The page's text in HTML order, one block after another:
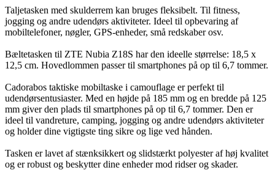
Taljetasken med skulderrem kan bruges fleksibelt. Til fitness,
jogging og andre udendørs aktiviteter. Ideel til opbevaring af
mobiltelefoner, nøgler, GPS-enheder, små redskaber osv.
Bæltetasken til ZTE Nubia Z18S har den ideelle størrelse: 18,5 x
12,5 cm. Hovedlommen passer til smartphones på op til 6,7 tommer.
Cadorabos taktiske mobiltaske i camouflage er perfekt til
udendørsentusiaster. Med en højde på 185 mm og en bredde på 125
mm giver den plads til smartphones på op til 6,7 tommer. Den er
ideel til vandreture, camping, jogging og andre udendørs aktiviteter
og holder dine vigtigste ting sikre og lige ved hånden.
Tasken er lavet af stænksikkert og slidstærkt polyester af høj kvalitet
og er robust og beskytter dine enheder mod ridser og skader.